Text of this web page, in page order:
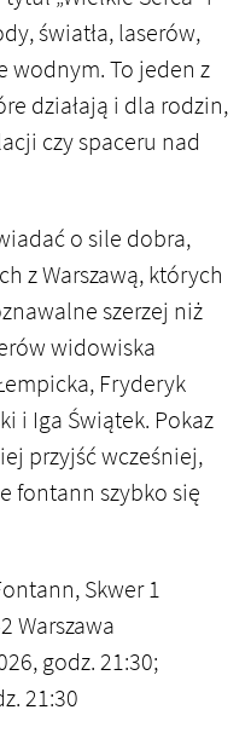
światła, laserów,
wodnym. To jeden z
działają i dla rodzin,
czy spaceru nad
o sile dobra,
z Warszawą, których
szerzej niż
widowiska
Fryderyk
i Iga Świątek. Pokaz
przyjść wcześniej,
fontann szybko się
Skwer 1
Warszawa
godz. 21:30;
21:30